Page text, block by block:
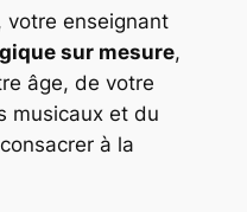
enseignant
sur mesure,
âge, de votre
musicaux et du
à la